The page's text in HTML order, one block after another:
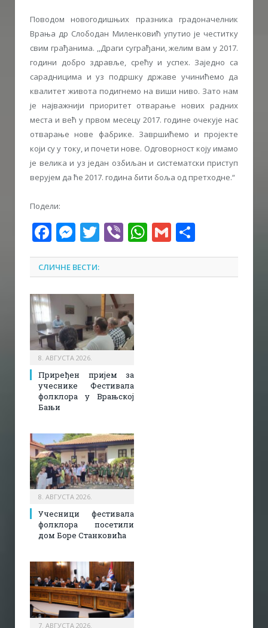
Поводом новогодишњих празника градоначелник
Врања др Слободан Миленковић упутио је честитку
свим грађанима. ,,Драги суграђани, желим вам у 2017.
години добро здравље, срећу и успех. Заједно са
сарадницима и уз подршку државе учинићемо да
квалитет живота подигнемо на виши ниво. Зато нам
је најважнији приоритет отварање нових радних
места и већ у првом месецу 2017. године очекује нас
отварање нове фабрике. Завршићемо и пројекте
који су у току, и почети нове. Одговорност коју имамо
је велика и уз један озбиљан и систематски приступ
верујем да ће 2017. година бити боља од претходне.“
Подели:
Facebook
Messenger
Twitter
ViberWhatsApp
Gmail
СЛИЧНЕ ВЕСТИ:
8. АВГУСТА 2026.
Приређен пријем за
учеснике Фестивала
фолклора у Врањској
Бањи
8. АВГУСТА 2026.
Учесници фестивала
фолклора посетили
дом Боре Станковића
7. АВГУСТА 2026.